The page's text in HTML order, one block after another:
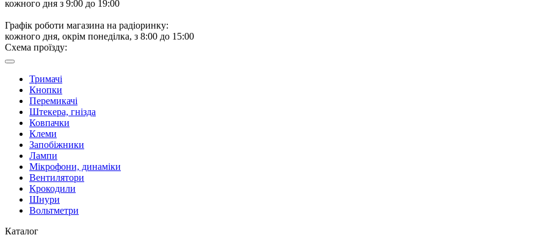
кожного дня з 9:00 до 19:00
Графік роботи магазина на радіоринку:
кожного дня, окрім понеділка, з 8:00 до 15:00
Схема проїзду:
Тримачі
Кнопки
Перемикачі
Штекера, гнізда
Ковпачки
Клеми
Запобіжники
Лампи
Мікрофони, динаміки
Вентилятори
Крокодили
Шнури
Вольтметри
Каталог